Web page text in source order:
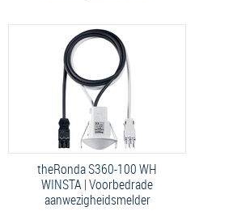
theRonda S360-100 WH
WINSTA | Voorbedrade
aanwezigheidsmelder